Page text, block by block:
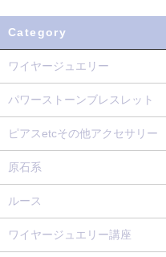
Category
ワイヤージュエリー
パワーストーンブレスレット
ピアスetcその他アクセサリー
原石系
ルース
ワイヤージュエリー講座